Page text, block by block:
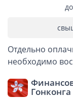
Отдельно
необходимо
Гонконга